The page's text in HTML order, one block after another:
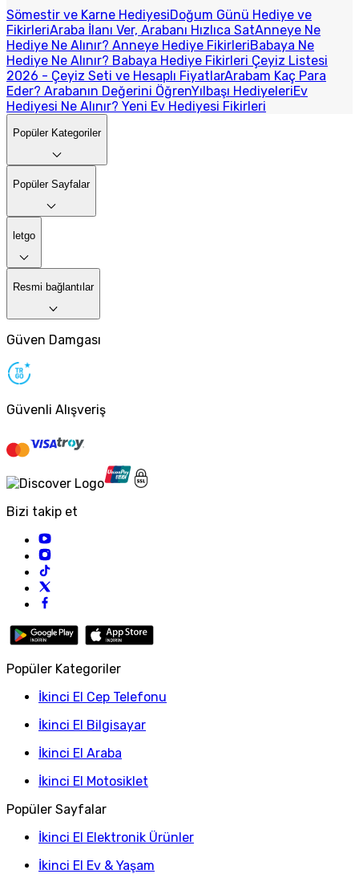
Sömestir ve Karne HediyesiDoğum Günü Hediye ve
FikirleriAraba İlanı Ver, Arabanı Hızlıca SatAnneye Ne
Hediye Ne Alınır? Anneye Hediye FikirleriBabaya Ne
Hediye Ne Alınır? Babaya Hediye Fikirleri Çeyiz Listesi
2026 - Çeyiz Seti ve Hesaplı FiyatlarArabam Kaç Para
Eder? Arabanın Değerini ÖğrenYılbaşı HediyeleriEv
Hediyesi Ne Alınır? Yeni Ev Hediyesi Fikirleri
Popüler Kategoriler
Popüler Sayfalar
letgo
Resmi bağlantılar
Güven Damgası
Güvenli Alışveriş
Bizi takip et
Popüler Kategoriler
İkinci El Cep Telefonu
İkinci El Bilgisayar
İkinci El Araba
İkinci El Motosiklet
Popüler Sayfalar
İkinci El Elektronik Ürünler
İkinci El Ev & Yaşam